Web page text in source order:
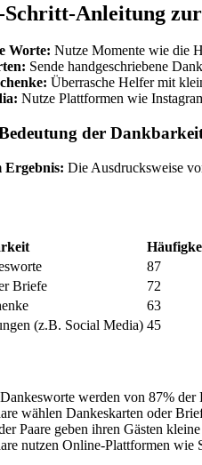
Anleitung
Worte: Nutze Momente wie die
Sende handgeschriebene
Überrasche Helfer mit
Nutze Plattformen wie
der
Ergebnis: Die Ausdrucksweise
87
Briefe
72
63
(z.B. Social Media) 45
werden von 87% der
wählen Dankeskarten oder
Paare geben ihren Gästen
nutzen Online-Plattformen